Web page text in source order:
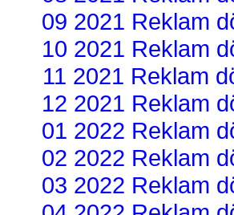
09 2021 Reklam
10 2021 Reklam
11 2021 Reklam
12 2021 Reklam
01 2022 Reklam
02 2022 Reklam
03 2022 Reklam